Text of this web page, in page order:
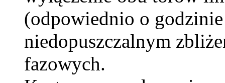
(odpowiednio o
niedopuszczalnym
fazowych.